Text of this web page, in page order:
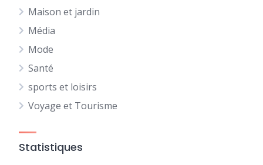
Maison et jardin
Média
Mode
Santé
sports et loisirs
Voyage et Tourisme
Statistiques